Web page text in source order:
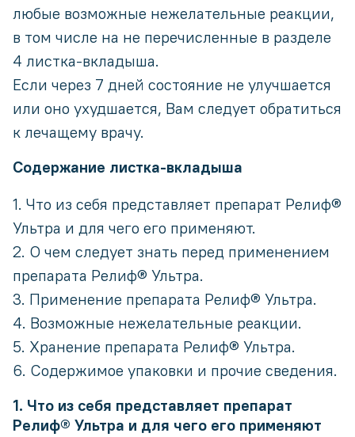
любые возможные нежелательные реакции,
в том числе на не перечисленные в разделе
4 листка-вкладыша.
Если через 7 дней состояние не улучшается
или оно ухудшается, Вам следует обратиться
к лечащему врачу.
Содержание листка-вкладыша
1. Что из себя представляет препарат Релиф®
Ультра и для чего его применяют.
2. О чем следует знать перед применением
препарата Релиф® Ультра.
3. Применение препарата Релиф® Ультра.
4. Возможные нежелательные реакции.
5. Хранение препарата Релиф® Ультра.
6. Содержимое упаковки и прочие сведения.
1. Что из себя представляет препарат
Релиф® Ультра и для чего его применяют